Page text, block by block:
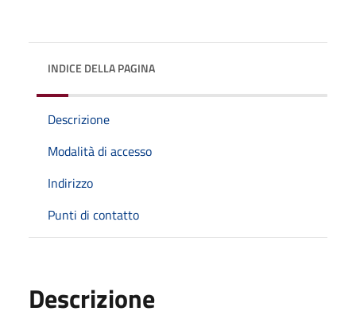
INDICE DELLA PAGINA
Descrizione
Modalità di accesso
Indirizzo
Punti di contatto
Descrizione